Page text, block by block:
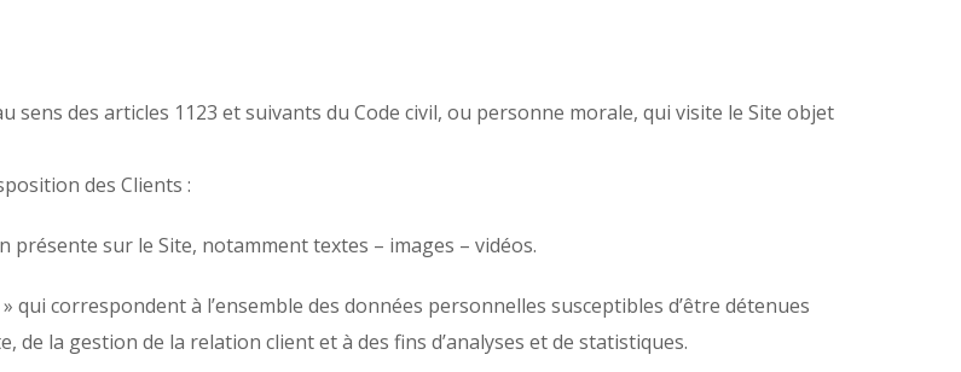
des articles 1123 et suivants du Code civil, ou personne morale, qui visite le Site objet
des Clients :
sur le Site, notamment textes – images – vidéos.
qui correspondent à l’ensemble des données personnelles susceptibles d’être détenues
de la gestion de la relation client et à des fins d’analyses et de statistiques.